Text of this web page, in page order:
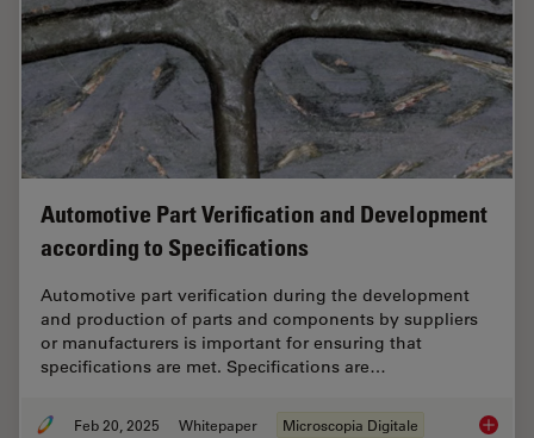
Automotive Part Verification and Development
according to Specifications
Automotive part verification during the development
and production of parts and components by suppliers
or manufacturers is important for ensuring that
specifications are met. Specifications are…
Feb 20, 2025 Whitepaper Microscopia Digitale